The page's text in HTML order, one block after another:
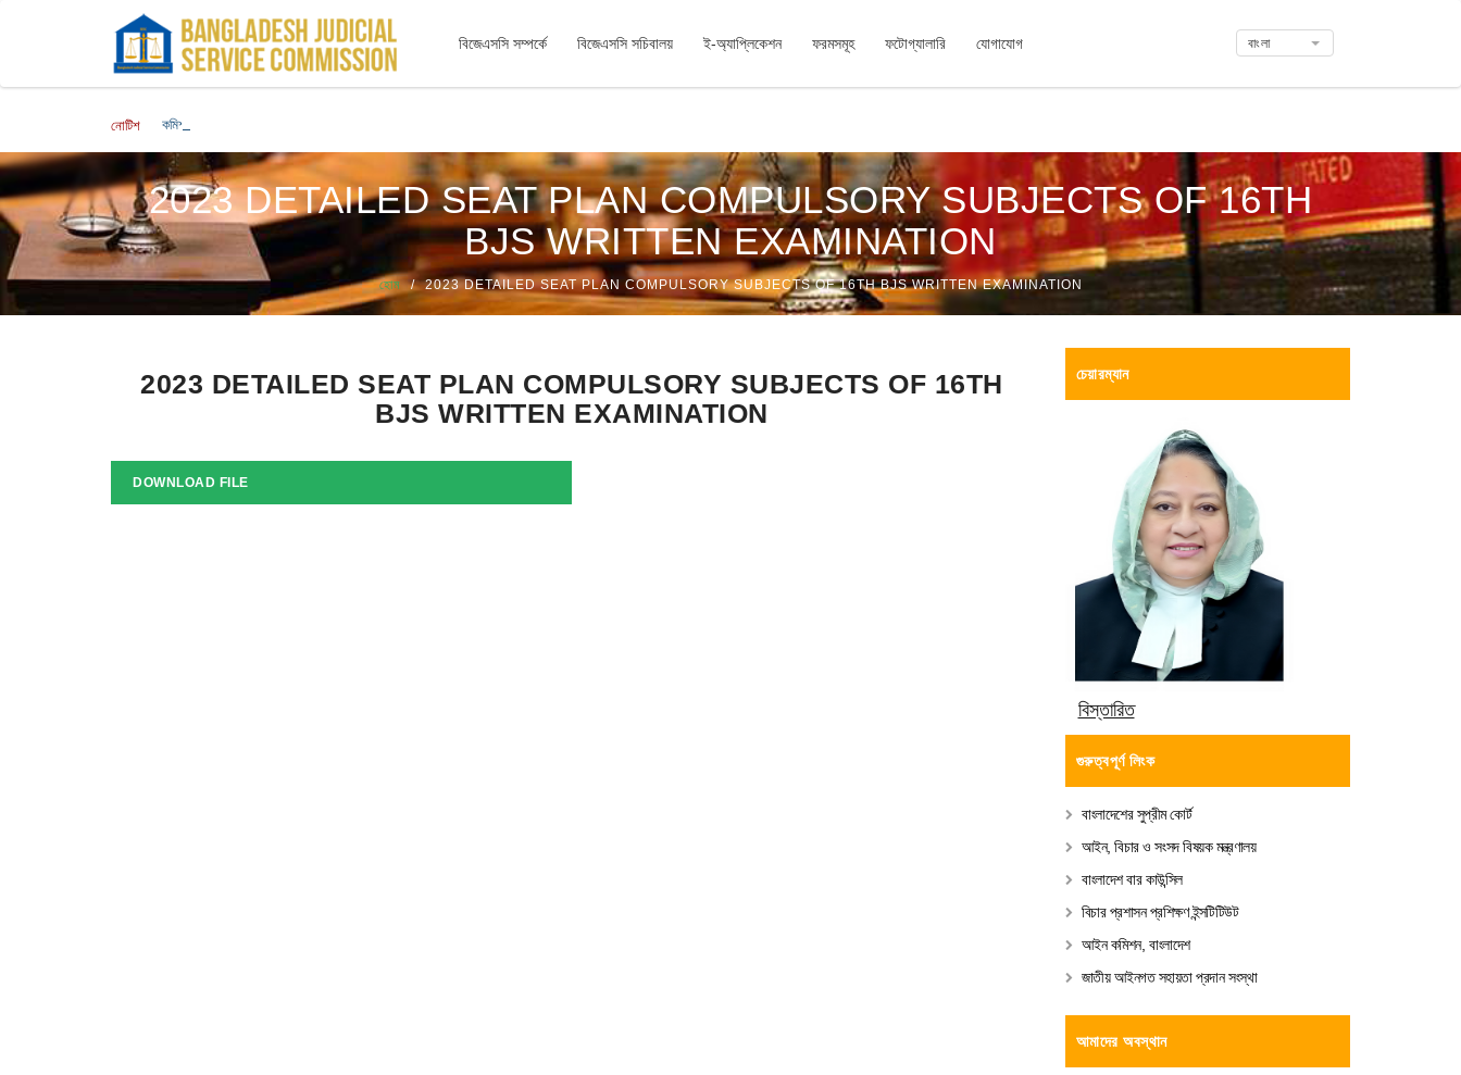
বিজেএসসি সম্পর্কে বিজেএসসি সচিবালয় ই-অ্যাপ্লিকেশন ফরমসমূহ ফটোগ্যালারি যোগাযোগ বাংলা
নোটিশ কমিশনের বিজ্ঞপ্তিমূলে জারিকারক পদে লিখিত পরীক্ষার ফলাফল এবং মৌখিক পরীক্ষার সময়সূচি সংক্রান্ত বিজ্ঞপ্তি
2023 DETAILED SEAT PLAN COMPULSORY SUBJECTS OF 16TH
BJS WRITTEN EXAMINATION
হোম 2023 DETAILED SEAT PLAN COMPULSORY SUBJECTS OF 16TH BJS WRITTEN EXAMINATION
2023 DETAILED SEAT PLAN COMPULSORY SUBJECTS OF 16TH
BJS WRITTEN EXAMINATION
DOWNLOAD FILE
চেয়ারম্যান
বিস্তারিত
গুরুত্বপূর্ণ লিংক
বাংলাদেশের সুপ্রীম কোর্ট
আইন, বিচার ও সংসদ বিষয়ক মন্ত্রণালয়
বাংলাদেশ বার কাউন্সিল
বিচার প্রশাসন প্রশিক্ষণ ইন্সটিটিউট
আইন কমিশন, বাংলাদেশ
জাতীয় আইনগত সহায়তা প্রদান সংস্থা
আমাদের অবস্থান